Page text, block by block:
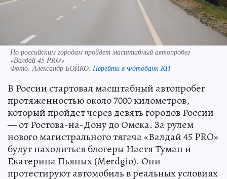
По российским городам пройдет масштабный автопробег
«Валдай 45 PRO»
Фото: Александр БОЙКО. Перейти в Фотобанк КП
В России стартовал масштабный автопробег
протяженностью около 7000 километров,
который пройдет через девять городов России
— от Ростова-на-Дону до Омска. За рулем
нового магистрального тягача «Валдай 45 PRO»
будут находиться блогеры Настя Туман и
Екатерина Пьяных (Merdgio). Они
протестируют автомобиль в реальных условиях